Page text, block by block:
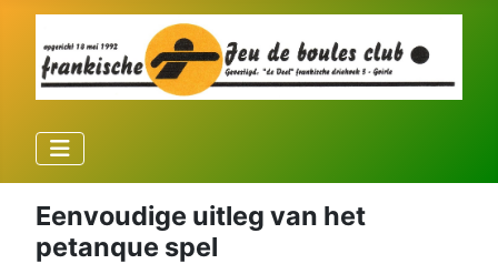
Eenvoudige uitleg van het
petanque spel